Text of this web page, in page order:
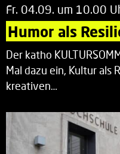
Fr. 04.09. um 10.00
Humor als
Der katho
Mal dazu ein, Kultur als
kreativen…